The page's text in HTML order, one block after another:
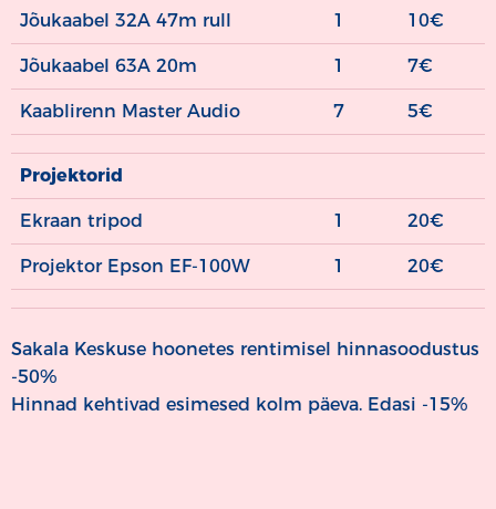
Jõukaabel 32A 47m rull 1 10€
Jõukaabel 63A 20m 1 7€
Kaablirenn Master Audio 7 5€
Projektorid
Ekraan tripod 1 20€
Projektor Epson EF-100W 1 20€
Sakala Keskuse hoonetes rentimisel hinnasoodustus
-50%
Hinnad kehtivad esimesed kolm päeva. Edasi -15%